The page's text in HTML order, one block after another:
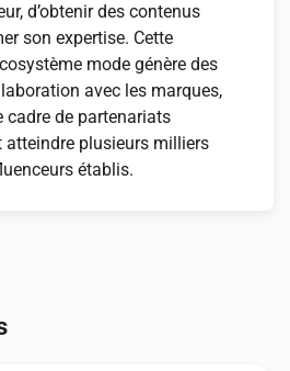
d’obtenir des contenus
son expertise. Cette
mode génère des
avec les marques,
de partenariats
atteindre plusieurs milliers
établis.